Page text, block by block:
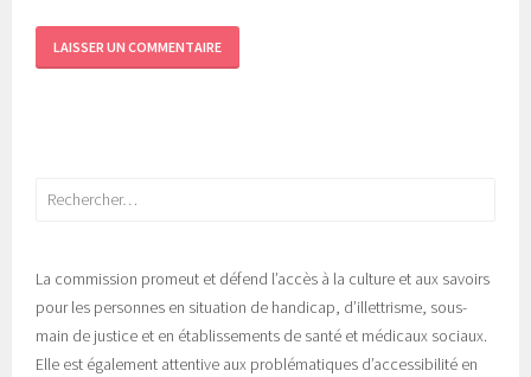
Rechercher :
La commission promeut et défend l’accès à la culture et aux savoirs
pour les personnes en situation de handicap, d’illettrisme, sous-
main de justice et en établissements de santé et médicaux sociaux.
Elle est également attentive aux problématiques d’accessibilité en